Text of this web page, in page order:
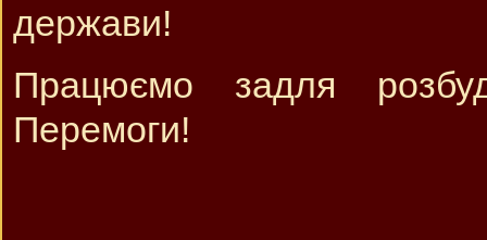
держави!
Працюємо задля
Перемоги!